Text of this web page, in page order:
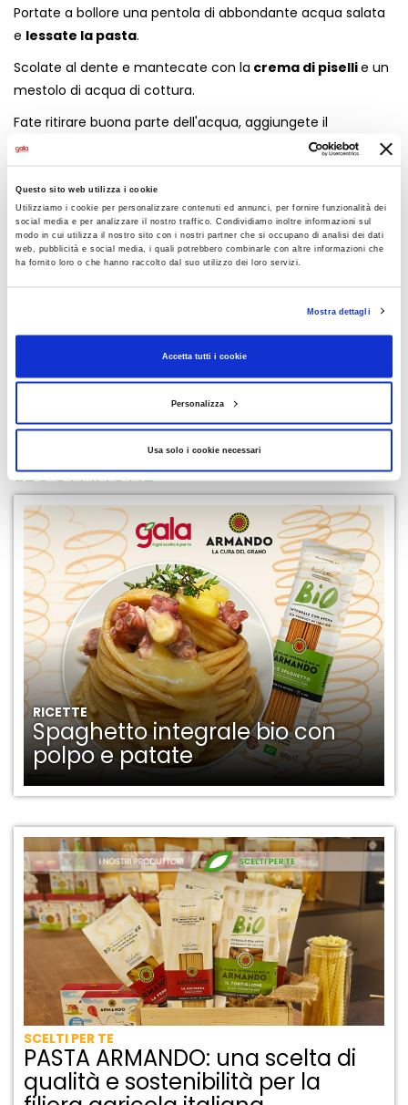
Questo sito web utilizza i cookie
Utilizziamo i cookie per personalizzare contenuti ed annunci, per fornire funzionalità dei
social media e per analizzare il nostro traffico. Condividiamo inoltre informazioni sul
modo in cui utilizza il nostro sito con i nostri partner che si occupano di analisi dei dati
web, pubblicità e social media, i quali potrebbero combinarle con altre informazioni che
ha fornito loro o che hanno raccolto dal suo utilizzo dei loro servizi.
Mostra dettagli
Accetta tutti i cookie
Personalizza
Usa solo i cookie necessari
Portate a bollore una pentola di abbondante acqua salata
e lessate la pasta.
Scolate al dente e mantecate con la crema di pisellie un
mestolo di acqua di cottura.
Fate ritirare buona parte dell'acqua, aggiungete il
guanciale
Quando l'acqua sarà completamente ritirata lasciando
posto a unadeliziosa creminaspegnete il fuoco,
aggiungete una spolverata diParmigiano Reggianoe
AGGIUNGI AI PREFERITI
LEGGI ANCHE
RICETTE
Spaghetto integrale bio con
polpo e patate
SCELTI PER TE
PASTA ARMANDO: una scelta di
qualità e sostenibilità per la